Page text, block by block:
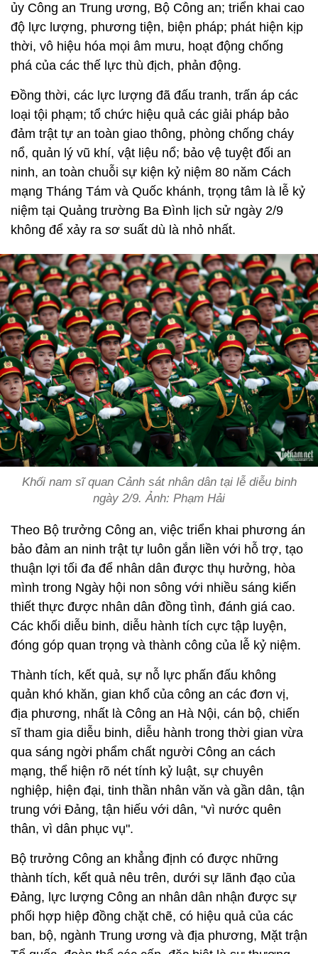
ủy Công an Trung ương, Bộ Công an; triển khai cao
độ lực lượng, phương tiện, biện pháp; phát hiện kịp
thời, vô hiệu hóa mọi âm mưu, hoạt động chống
phá của các thế lực thù địch, phản động.
Đồng thời, các lực lượng đã đấu tranh, trấn áp các
loại tội phạm; tổ chức hiệu quả các giải pháp bảo
đảm trật tự an toàn giao thông, phòng chống cháy
nổ, quản lý vũ khí, vật liệu nổ; bảo vệ tuyệt đối an
ninh, an toàn chuỗi sự kiện kỷ niệm 80 năm Cách
mạng Tháng Tám và Quốc khánh, trọng tâm là lễ kỷ
niệm tại Quảng trường Ba Đình lịch sử ngày 2/9
không để xảy ra sơ suất dù là nhỏ nhất.
Khối nam sĩ quan Cảnh sát nhân dân tại lễ diễu binh
ngày 2/9. Ảnh: Phạm Hải
Theo Bộ trưởng Công an, việc triển khai phương án
bảo đảm an ninh trật tự luôn gắn liền với hỗ trợ, tạo
thuận lợi tối đa để nhân dân được thụ hưởng, hòa
mình trong Ngày hội non sông với nhiều sáng kiến
thiết thực được nhân dân đồng tình, đánh giá cao.
Các khối diễu binh, diễu hành tích cực tập luyện,
đóng góp quan trọng và thành công của lễ kỷ niệm.
Thành tích, kết quả, sự nỗ lực phấn đấu không
quản khó khăn, gian khổ của công an các đơn vị,
địa phương, nhất là Công an Hà Nội, cán bộ, chiến
sĩ tham gia diễu binh, diễu hành trong thời gian vừa
qua sáng ngời phẩm chất người Công an cách
mạng, thể hiện rõ nét tính kỷ luật, sự chuyên
nghiệp, hiện đại, tinh thần nhân văn và gần dân, tận
trung với Đảng, tận hiếu với dân, "vì nước quên
thân, vì dân phục vụ".
Bộ trưởng Công an khẳng định có được những
thành tích, kết quả nêu trên, dưới sự lãnh đạo của
Đảng, lực lượng Công an nhân dân nhận được sự
phối hợp hiệp đồng chặt chẽ, có hiệu quả của các
ban, bộ, ngành Trung ương và địa phương, Mặt trận